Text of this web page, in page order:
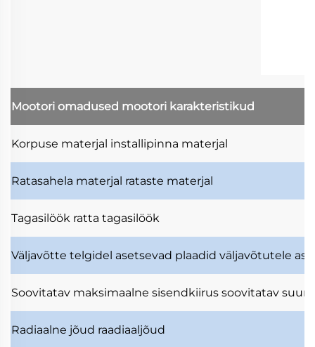
Mootori omadused mootori karakteristikud
Korpuse materjal installipinna materjal
Ratasahela materjal rataste materjal
Tagasilöök ratta tagasilöök
Väljavõtte telgidel asetsevad plaadid väljavõtutele
Soovitatav maksimaalne sisendkiirus soovitatav
Radiaalne jõud raadiaaljõud